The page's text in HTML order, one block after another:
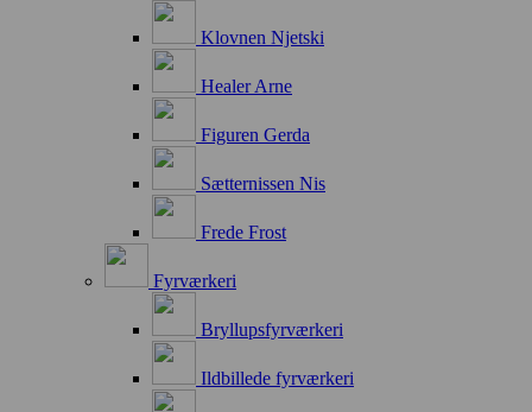
Klovnen Njetski
Healer Arne
Figuren Gerda
Sætternissen Nis
Frede Frost
Fyrværkeri
Bryllupsfyrværkeri
Ildbillede fyrværkeri